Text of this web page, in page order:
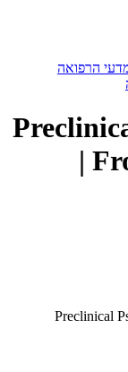
הרפואה
|